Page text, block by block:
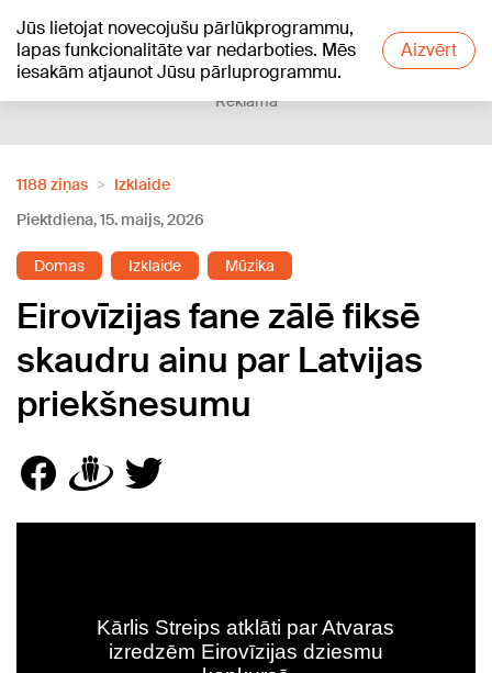
Jūs lietojat novecojušu pārlūkprogrammu,
lapas funkcionalitāte var nedarboties. Mēs
iesakām atjaunot Jūsu pārluprogrammu.
Aizvērt
+21°C
Reklāma
1188 ziņas
Izklaide
Piektdiena, 15. maijs, 2026
Domas Izklaide Mūzika
Eirovīzijas fane zālē fiksē
skaudru ainu par Latvijas
priekšnesumu